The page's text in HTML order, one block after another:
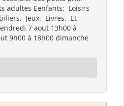
adultes Eenfants; Loisirs
Jeux, Livres, Et
7 aout 13h00 à
9h00 à 18h00 dimanche